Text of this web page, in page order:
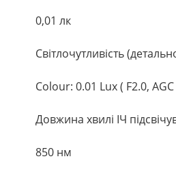
0,01 лк
Світлочутливість
Colour: 0.01 Lux ( F2.0,
Довжина хвилі ІЧ
850 нм